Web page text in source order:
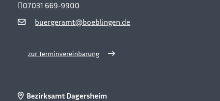
buergeramt@boeblingen.de
07031 669-9900
zur Terminvereinbarung
Bezirksamt Dagersheim